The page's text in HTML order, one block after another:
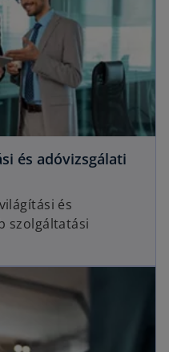
és adóvizsgálati
és
szolgáltatási